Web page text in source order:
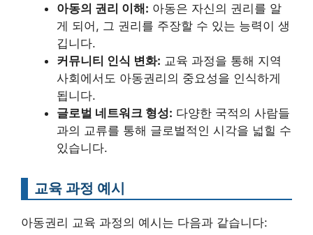
아동의 권리 이해: 아동은 자신의 권리를 알
게 되어, 그 권리를 주장할 수 있는 능력이 생
깁니다.
커뮤니티 인식 변화: 교육 과정을 통해 지역
사회에서도 아동권리의 중요성을 인식하게
됩니다.
글로벌 네트워크 형성: 다양한 국적의 사람들
과의 교류를 통해 글로벌적인 시각을 넓힐 수
있습니다.
교육 과정 예시
아동권리 교육 과정의 예시는 다음과 같습니다: